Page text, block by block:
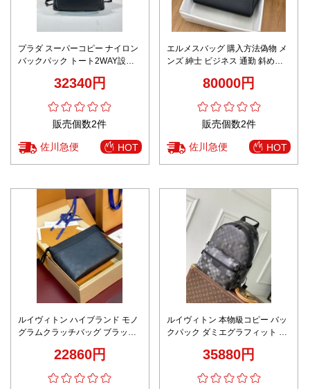
プラダ スーパーコピー ナイロン
バックパック トート2WAY設計
32340円
販売個数2件
佐川急便 HOT
エルメスバッグ 購入方法偽物 メ
ンズ 紳士 ビジネス 通勤 斜め掛
80000円
販売個数2件
佐川急便 HOT
ルイヴィトン ハイブランド モノ
グラムクラッチバッグ ブラック
22860円
ルイヴィトン 本物級コピー バッ
クパック ダミエグラフィット 多
35880円